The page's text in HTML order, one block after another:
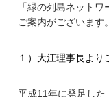
「緑の列島ネット
ご案内がございます。
１）大江理事長より
平成11年に発足した